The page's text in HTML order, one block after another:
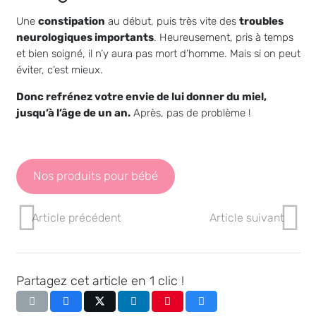
Une constipation au début, puis très vite des troubles
neurologiques importants. Heureusement, pris à temps
et bien soigné, il n’y aura pas mort d’homme. Mais si on peut
éviter, c’est mieux.
Donc refrénez votre envie de lui donner du miel,
jusqu’à l’âge de un an.Après, pas de problème !
Nos produits pour bébé
Article précédent Article suivant
Partagez cet article en 1 clic !